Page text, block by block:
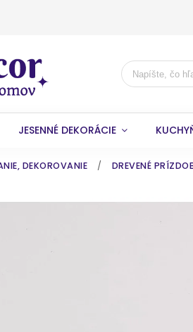
JESENNÉ DEKORÁCIE
DEKOROVANIE / DREVENÉ